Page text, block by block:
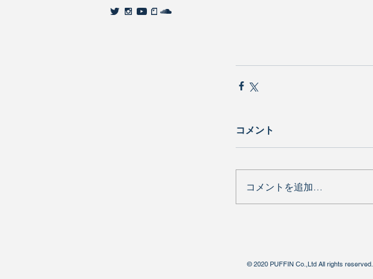
コメント
コメントを追加…
© 2020 PUFFIN Co.,Ltd All rights reserved.